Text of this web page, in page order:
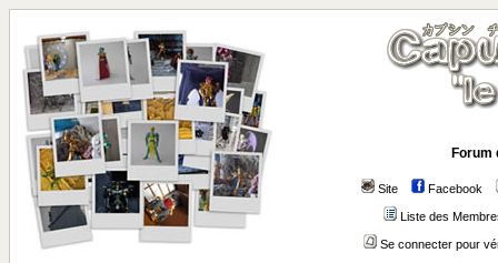
Forum
Site Facebook
Liste des
Se connecter pour